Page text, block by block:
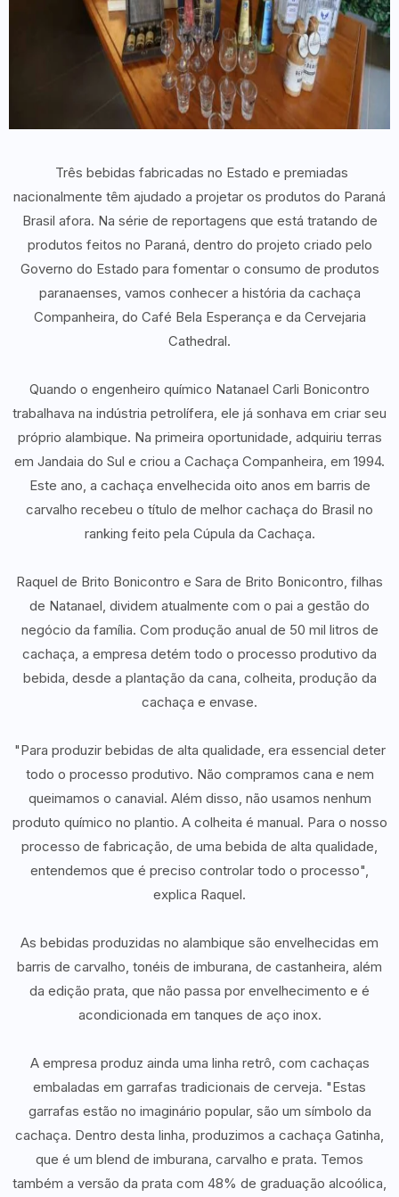
Três bebidas fabricadas no Estado e premiadas
nacionalmente têm ajudado a projetar os produtos do Paraná
Brasil afora. Na série de reportagens que está tratando de
produtos feitos no Paraná, dentro do projeto criado pelo
Governo do Estado para fomentar o consumo de produtos
paranaenses, vamos conhecer a história da cachaça
Companheira, do Café Bela Esperança e da Cervejaria
Cathedral.
Quando o engenheiro químico Natanael Carli Bonicontro
trabalhava na indústria petrolífera, ele já sonhava em criar seu
próprio alambique. Na primeira oportunidade, adquiriu terras
em Jandaia do Sul e criou a Cachaça Companheira, em 1994.
Este ano, a cachaça envelhecida oito anos em barris de
carvalho recebeu o título de melhor cachaça do Brasil no
ranking feito pela Cúpula da Cachaça.
Raquel de Brito Bonicontro e Sara de Brito Bonicontro, filhas
de Natanael, dividem atualmente com o pai a gestão do
negócio da família. Com produção anual de 50 mil litros de
cachaça, a empresa detém todo o processo produtivo da
bebida, desde a plantação da cana, colheita, produção da
cachaça e envase.
"Para produzir bebidas de alta qualidade, era essencial deter
todo o processo produtivo. Não compramos cana e nem
queimamos o canavial. Além disso, não usamos nenhum
produto químico no plantio. A colheita é manual. Para o nosso
processo de fabricação, de uma bebida de alta qualidade,
entendemos que é preciso controlar todo o processo",
explica Raquel.
As bebidas produzidas no alambique são envelhecidas em
barris de carvalho, tonéis de imburana, de castanheira, além
da edição prata, que não passa por envelhecimento e é
acondicionada em tanques de aço inox.
A empresa produz ainda uma linha retrô, com cachaças
embaladas em garrafas tradicionais de cerveja. "Estas
garrafas estão no imaginário popular, são um símbolo da
cachaça. Dentro desta linha, produzimos a cachaça Gatinha,
que é um blend de imburana, carvalho e prata. Temos
também a versão da prata com 48% de graduação alcoólica,